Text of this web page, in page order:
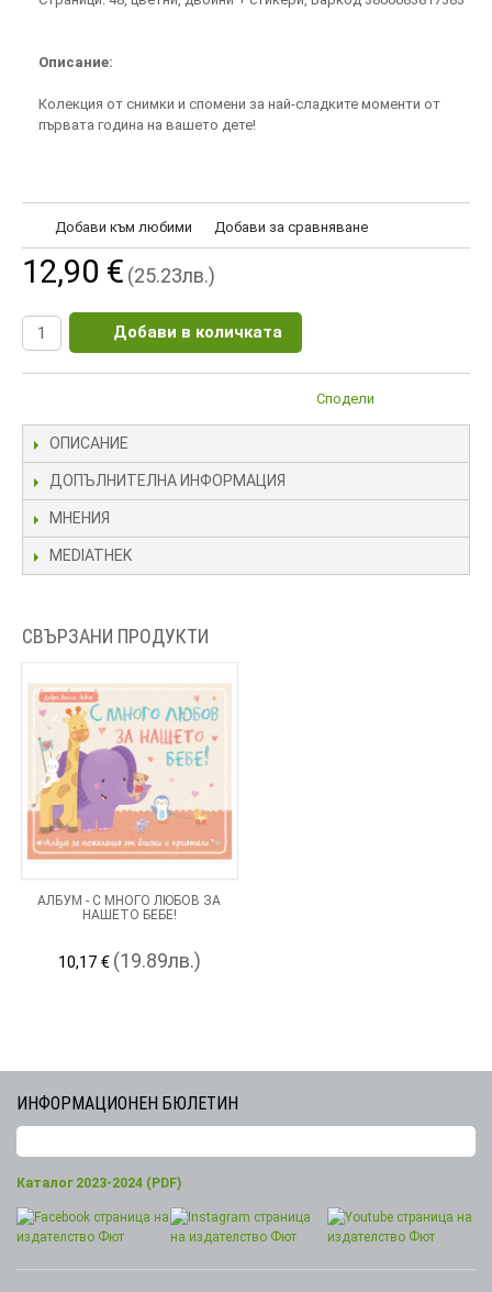
Описание:
Колекция от снимки и спомени за най-сладките моменти от
първата година на вашето дете!
Добави към любими Добави за сравняване
12,90 € (25.23лв.)
Добави в количката
Сподели
ОПИСАНИЕ
ДОПЪЛНИТЕЛНА ИНФОРМАЦИЯ
МНЕНИЯ
MEDIATHEK
СВЪРЗАНИ ПРОДУКТИ
АЛБУМ - С МНОГО ЛЮБОВ ЗА
НАШЕТО БЕБЕ!
10,17 € (19.89лв.)
ИНФОРМАЦИОНЕН БЮЛЕТИН
Каталог 2023-2024 (PDF)